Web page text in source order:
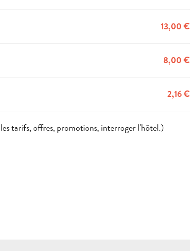
13,00 €
8,00 €
2,16 €
tarifs, offres, promotions, interroger l'hôtel.)